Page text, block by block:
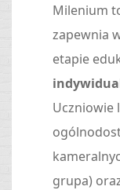
Milenium
zapewnia
etapie
Uczniowie
grupa)